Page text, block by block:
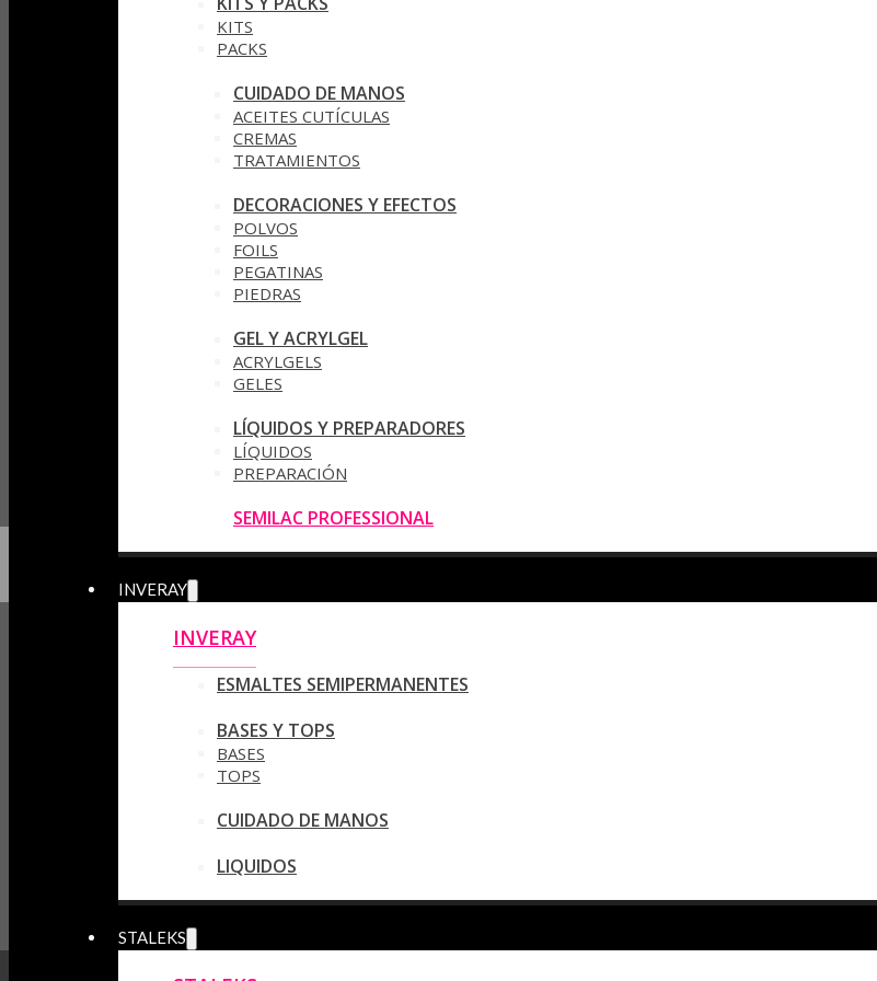
KITS
PACKS
CUIDADO DE MANOS
ACEITES CUTÍCULAS
CREMAS
TRATAMIENTOS
DECORACIONES Y EFECTOS
POLVOS
FOILS
PEGATINAS
PIEDRAS
GEL Y ACRYLGEL
ACRYLGELS
GELES
LÍQUIDOS Y PREPARADORES
LÍQUIDOS
PREPARACIÓN
SEMILAC PROFESSIONAL
INVERAY
INVERAY
ESMALTES SEMIPERMANENTES
BASES Y TOPS
BASES
TOPS
CUIDADO DE MANOS
LIQUIDOS
STALEKS